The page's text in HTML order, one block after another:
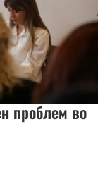
проблем во